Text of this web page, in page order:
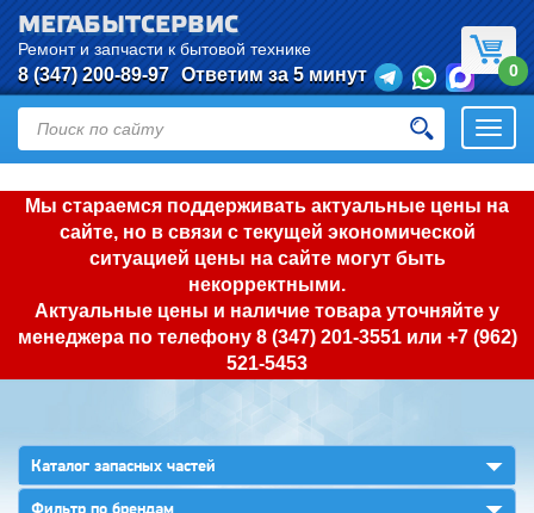
Мы стараемся поддерживать актуальные цены на
сайте, но в связи с текущей экономической
ситуацией цены на сайте могут быть
некорректными.
Актуальные цены и наличие товара уточняйте у
менеджера по телефону 8 (347) 201-3551или +7 (962)
521-5453
МЕГАБЫТСЕРВИС
Ремонт и запчасти к бытовой технике
8 (347) 200-89-97 Ответим за 5 минут 0
Каталог запасных частей ▼
Фильтр по брендам